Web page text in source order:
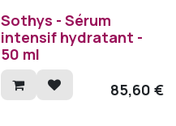
Sothys - Sérum
intensif hydratant -
50 ml
85,60 €